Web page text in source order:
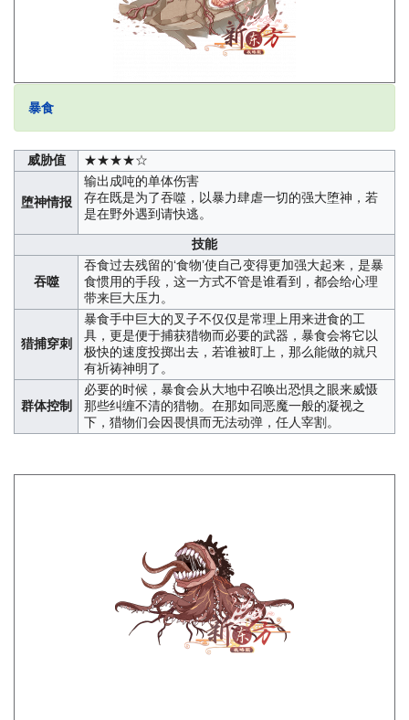
暴食
威胁值 ★★★★☆
堕神情报
输出成吨的单体伤害
存在既是为了吞噬，以暴力肆虐一切的强大堕神，若
是在野外遇到请快逃。
技能
吞噬
吞食过去残留的‘食物’使自己变得更加强大起来，是暴
食惯用的手段，这一方式不管是谁看到，都会给心理
带来巨大压力。
猎捕穿刺
暴食手中巨大的叉子不仅仅是常理上用来进食的工
具，更是便于捕获猎物而必要的武器，暴食会将它以
极快的速度投掷出去，若谁被盯上，那么能做的就只
有祈祷神明了。
群体控制
必要的时候，暴食会从大地中召唤出恐惧之眼来威慑
那些纠缠不清的猎物。在那如同恶魔一般的凝视之
下，猎物们会因畏惧而无法动弹，任人宰割。